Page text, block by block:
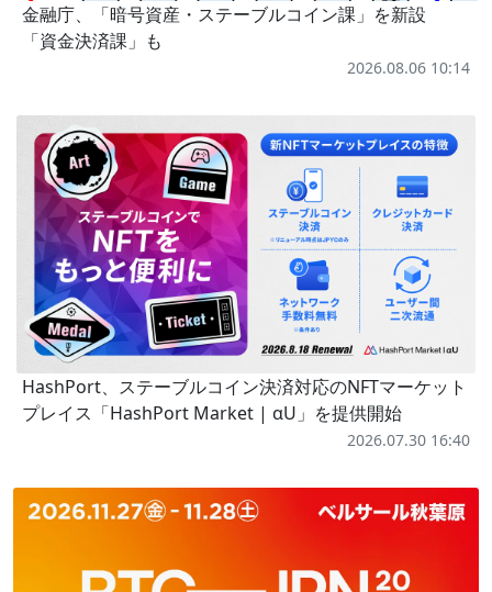
金融庁、「暗号資産・ステーブルコイン課」を新設
「資金決済課」も
2026.08.06 10:14
HashPort、ステーブルコイン決済対応のNFTマーケット
プレイス「HashPort Market | αU」を提供開始
2026.07.30 16:40